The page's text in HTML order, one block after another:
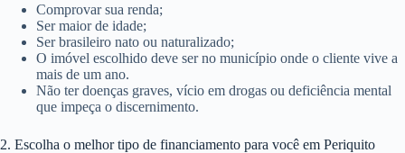
Comprovar sua renda;
Ser maior de idade;
Ser brasileiro nato ou naturalizado;
O imóvel escolhido deve ser no município onde o cliente vive a
mais de um ano.
Não ter doenças graves, vício em drogas ou deficiência mental
que impeça o discernimento.
2. Escolha o melhor tipo de financiamento para você em Periquito